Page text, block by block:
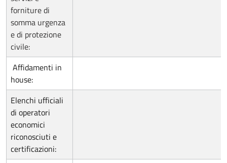
forniture di
somma urgenza
e di protezione
civile:
Affidamenti in
house:
Elenchi ufficiali
di operatori
economici
riconosciuti e
certificazioni: